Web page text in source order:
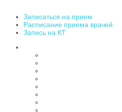
Записаться на прием
Расписание приема врачей
Запись на КТ